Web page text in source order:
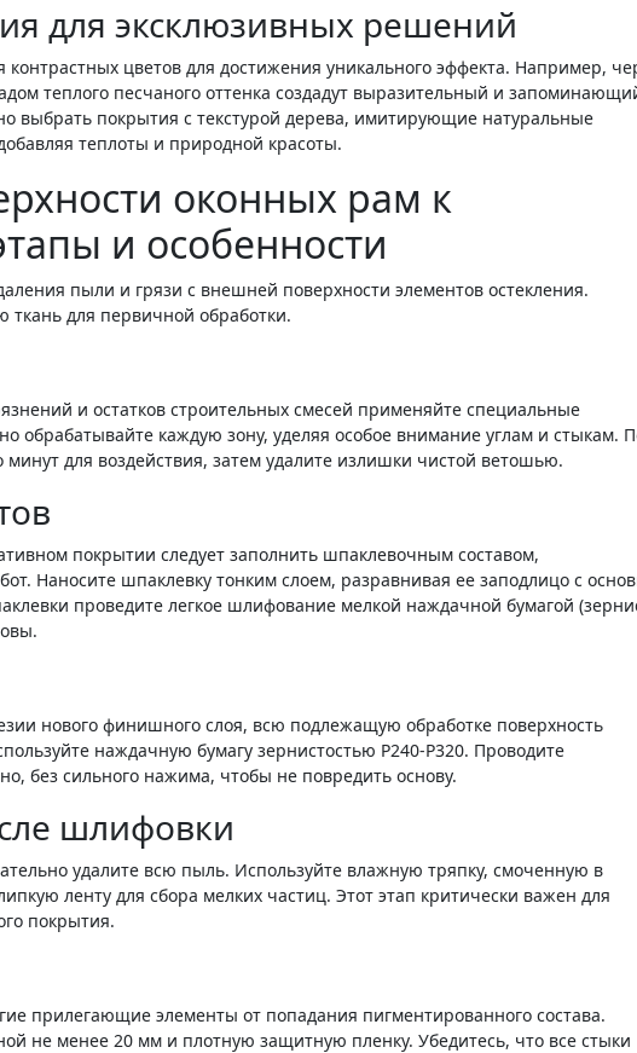
для эксклюзивных решений
контрастных цветов для достижения уникального эффекта. Например,
теплого песчаного оттенка создадут выразительный и
выбрать покрытия с текстурой дерева, имитирующие натуральные
теплоты и природной красоты.
оконных рам к
и особенности
пыли и грязи с внешней поверхности элементов остекления.
ткань для первичной обработки.
и остатков строительных смесей применяйте специальные
обрабатывайте каждую зону, уделяя особое внимание углам и стыкам.
минут для воздействия, затем удалите излишки чистой ветошью.
покрытии следует заполнить шпаклевочным составом,
Наносите шпаклевку тонким слоем, разравнивая ее заподлицо с
проведите легкое шлифование мелкой наждачной бумагой
нового финишного слоя, всю подлежащую обработке поверхность
наждачную бумагу зернистостью P240-P320. Проводите
без сильного нажима, чтобы не повредить основу.
шлифовки
удалите всю пыль. Используйте влажную тряпку, смоченную в
ленту для сбора мелких частиц. Этот этап критически важен для
покрытия.
прилегающие элементы от попадания пигментированного состава.
не менее 20 мм и плотную защитную пленку. Убедитесь, что все стыки